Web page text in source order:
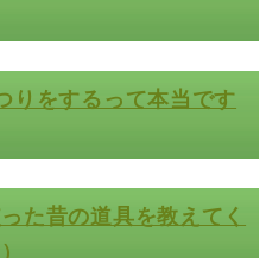
りをするって本当です
た昔の道具を教えてく